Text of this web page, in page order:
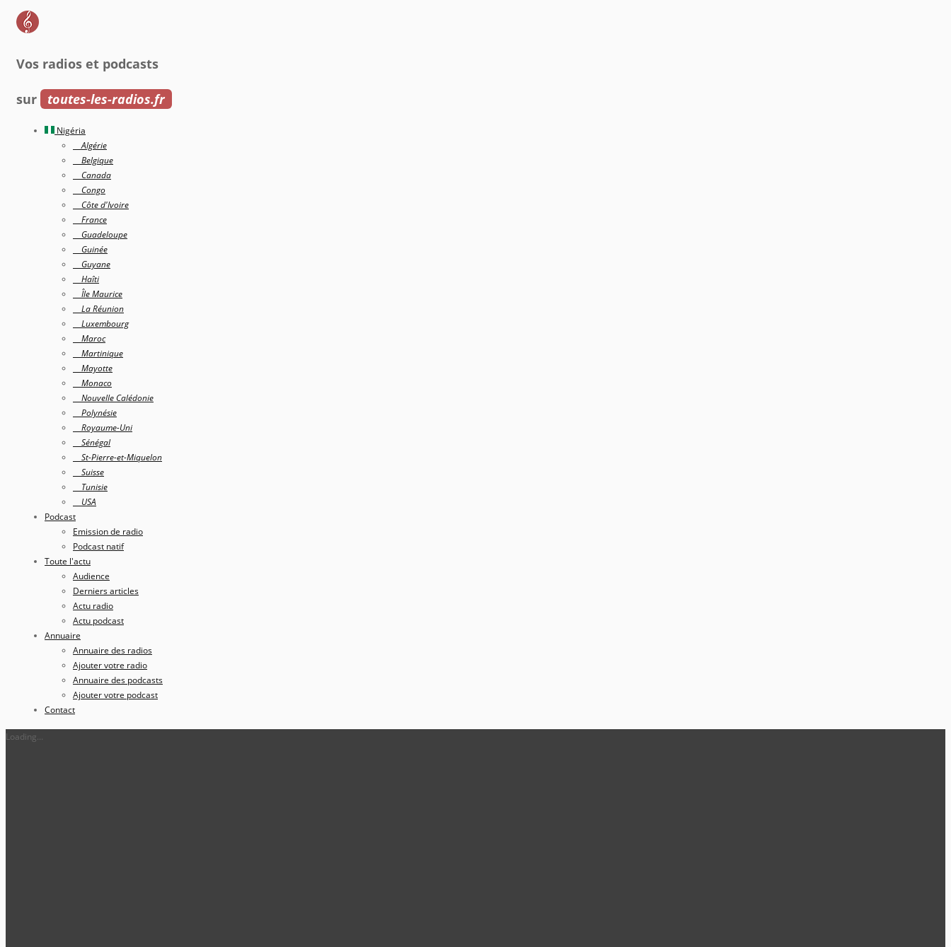
Vos radios et podcasts
sur toutes-les-radios.fr
Nigéria
Algérie
Belgique
Canada
Congo
Côte d'Ivoire
France
Guadeloupe
Guinée
Guyane
Haîti
Île Maurice
La Réunion
Luxembourg
Maroc
Martinique
Mayotte
Monaco
Nouvelle Calédonie
Polynésie
Royaume-Uni
Sénégal
St-Pierre-et-Miquelon
Suisse
Tunisie
USA
Podcast
Emission de radio
Podcast natif
Toute l'actu
Audience
Derniers articles
Actu radio
Actu podcast
Annuaire
Annuaire des radios
Ajouter votre radio
Annuaire des podcasts
Ajouter votre podcast
Contact
Loading...